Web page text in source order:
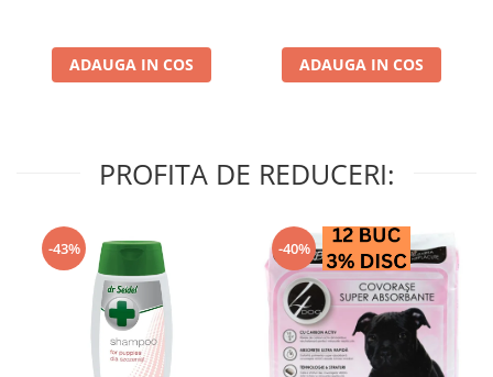
ADAUGA IN COS ADAUGA IN COS
PROFITA DE REDUCERI:
-43% -40%